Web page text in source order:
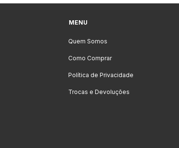
MENU
Quem Somos
Como Comprar
Política de Privacidade
Trocas e Devoluções